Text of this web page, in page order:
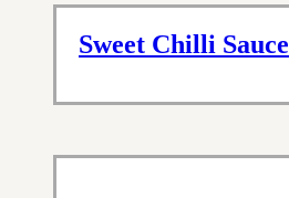
Sweet Chilli Sauce